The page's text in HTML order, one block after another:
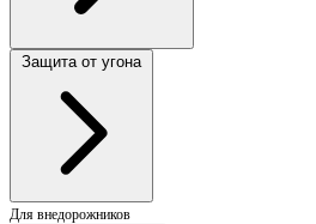
Защита от угона
Для внедорожников